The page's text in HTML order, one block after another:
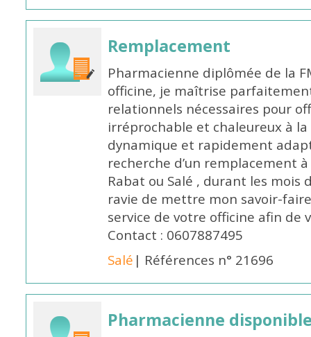
Remplacement
Pharmacienne diplômée de la
officine, je maîtrise
relationnels nécessaires pour
irréprochable et chaleureux à
dynamique et rapidement
recherche d’un remplacement
Rabat ou Salé , durant les mois
ravie de mettre mon savoir-
service de votre officine afin de
Contact : 0607887495
Salé | Références n° 21696
Pharmacienne